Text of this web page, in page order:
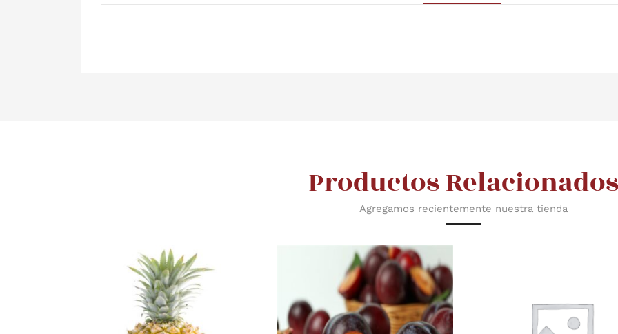
Productos Relacionados
Agregamos recientemente nuestra tienda